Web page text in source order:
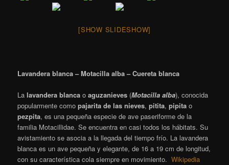
[SHOW SLIDESHOW]
Lavandera blanca – Motacilla alba – Cuereta blanca
La lavandera blanca oaguzanieves (Motacilla alba), conocida
popularmente comopajarita de las nieves,pitita,pipita o
pezpita​, es una pequeña especie de ave paseriforme de la
familia Motacillidae. Se encuentra en casi todos los hábitats. Su
avistamiento se asocia a la llegada del tiempo frío. La lavandera
blanca es un ave pequeña y elegante, de 16 a 19 cm de longitud,
con su característica cola siempre en movimiento.Wikipedia